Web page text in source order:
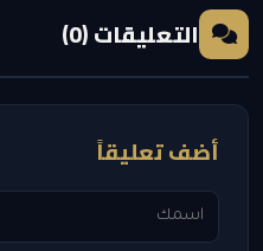
التعليقات (0)
أضف تعليقاً